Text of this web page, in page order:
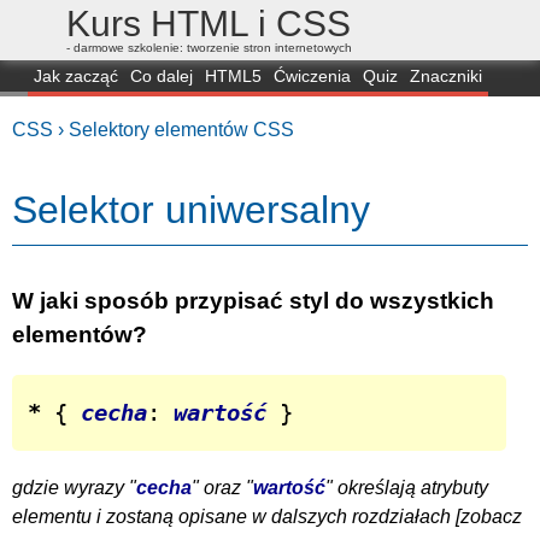
Kurs HTML i CSS
- darmowe szkolenie: tworzenie stron internetowych
Jak zacząć Co dalej HTML5 Ćwiczenia Quiz
Znaczniki
CSS › Selektory elementów CSS
Selektor uniwersalny
W jaki sposób przypisać styl do wszystkich
elementów?
* { cecha: wartość }
gdzie wyrazy "cecha" oraz "wartość" określają atrybuty
elementu i zostaną opisane w dalszych rozdziałach [zobacz